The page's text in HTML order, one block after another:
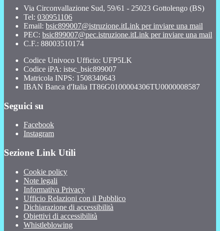
Via Circonvallazione Sud, 59/61 - 25023 Gottolengo (BS)
Tel: 030951106
Email: bsic899007@istruzione.itLink per inviare una mail
PEC: bsic899007@pec.istruzione.itLink per inviare una mail
C.F.: 88003510174
Codice Univoco Ufficio: UFP5LK
Codice iPA: istsc_bsic899007
Matricola INPS: 1508340643
IBAN Banca d'Italia IT86G0100004306TU0000008587
Seguici su
Facebook
Instagram
Sezione Link Utili
Cookie policy
Note legali
Informativa Privacy
Ufficio Relazioni con il Pubblico
Dichiarazione di accessibilità
Obiettivi di accessibilità
Whistleblowing